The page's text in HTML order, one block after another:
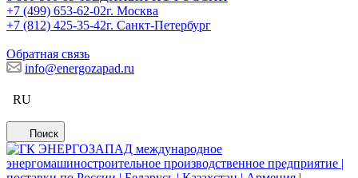
+7 (499) 653-62-02г. Москва
+7 (812) 425-35-42г. Санкт-Петербург
Обратная связь
info@energozapad.ru
RU
Поиск